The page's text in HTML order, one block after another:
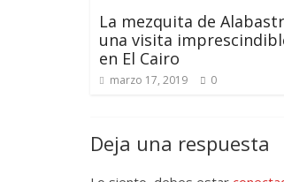
La mezquita de
una visita
en El Cairo
marzo 17, 2019 0
Deja una respuesta